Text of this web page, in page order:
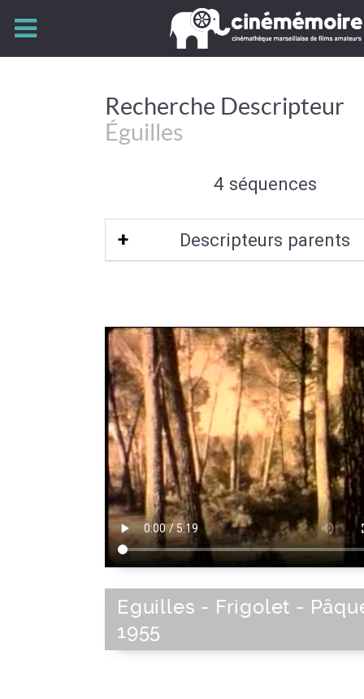
Recherche Descripteur
Éguilles
4 séquences
Descripteurs parents
Est de la France|Bassin
France | Sud de la France|Europe de
Union Européenne|Europe
Eguilles - Frigolet -
1955